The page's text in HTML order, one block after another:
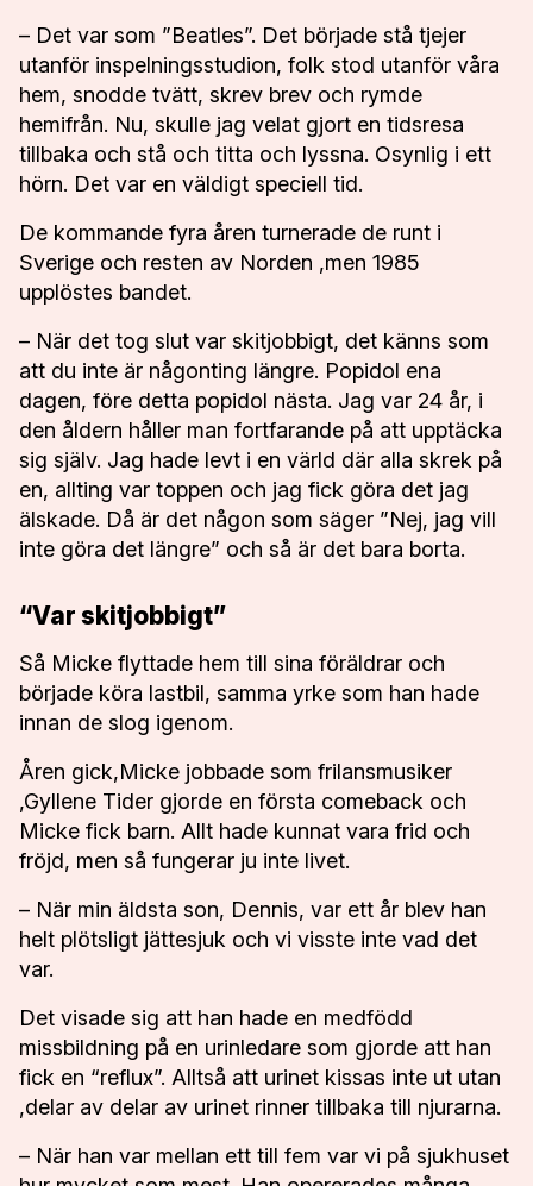
på
distans
– Det var som ”Beatles”. Det började stå tjejer
utanför inspelningsstudion, folk stod utanför våra
hem, snodde tvätt, skrev brev och rymde
hemifrån. Nu, skulle jag velat gjort en tidsresa
tillbaka och stå och titta och lyssna. Osynlig i ett
hörn. Det var en väldigt speciell tid.
De kommande fyra åren turnerade de runt i
Sverige och resten av Norden ,men 1985
upplöstes bandet.
– När det tog slut var skitjobbigt, det känns som
att du inte är någonting längre. Popidol ena
dagen, före detta popidol nästa. Jag var 24 år, i
den åldern håller man fortfarande på att upptäcka
sig själv. Jag hade levt i en värld där alla skrek på
en, allting var toppen och jag fick göra det jag
älskade. Då är det någon som säger ”Nej, jag vill
inte göra det längre” och så är det bara borta.
“Var skitjobbigt”
Så Micke flyttade hem till sina föräldrar och
började köra lastbil, samma yrke som han hade
innan de slog igenom.
Åren gick,Micke jobbade som frilansmusiker
,Gyllene Tider gjorde en första comeback och
Micke fick barn. Allt hade kunnat vara frid och
fröjd, men så fungerar ju inte livet.
– När min äldsta son, Dennis, var ett år blev han
helt plötsligt jättesjuk och vi visste inte vad det
var.
Det visade sig att han hade en medfödd
missbildning på en urinledare som gjorde att han
fick en “reflux”. Alltså att urinet kissas inte ut utan
,delar av delar av urinet rinner tillbaka till njurarna.
– När han var mellan ett till fem var vi på sjukhuset